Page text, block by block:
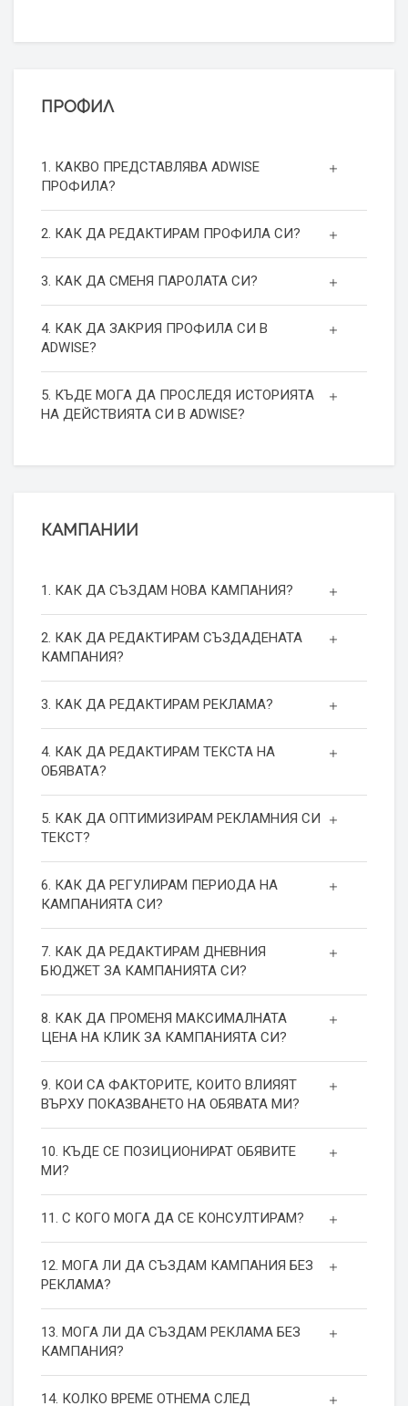
ПРОФИЛ
1. КАКВО ПРЕДСТАВЛЯВА ADWISE
ПРОФИЛА?
2. КАК ДА РЕДАКТИРАМ ПРОФИЛА СИ?
3. КАК ДА СМЕНЯ ПАРОЛАТА СИ?
4. КАК ДА ЗАКРИЯ ПРОФИЛА СИ В
ADWISE?
5. КЪДЕ МОГА ДА ПРОСЛЕДЯ ИСТОРИЯТА
НА ДЕЙСТВИЯТА СИ В ADWISE?
КАМПАНИИ
1. КАК ДА СЪЗДАМ НОВА КАМПАНИЯ?
2. КАК ДА РЕДАКТИРАМ СЪЗДАДЕНАТА
КАМПАНИЯ?
3. КАК ДА РЕДАКТИРАМ РЕКЛАМА?
4. КАК ДА РЕДАКТИРАМ ТЕКСТА НА
ОБЯВАТА?
5. КАК ДА ОПТИМИЗИРАМ РЕКЛАМНИЯ СИ
ТЕКСТ?
6. КАК ДА РЕГУЛИРАМ ПЕРИОДА НА
КАМПАНИЯТА СИ?
7. КАК ДА РЕДАКТИРАМ ДНЕВНИЯ
БЮДЖЕТ ЗА КАМПАНИЯТА СИ?
8. КАК ДА ПРОМЕНЯ МАКСИМАЛНАТА
ЦЕНА НА КЛИК ЗА КАМПАНИЯТА СИ?
9. КОИ СА ФАКТОРИТЕ, КОИТО ВЛИЯЯТ
ВЪРХУ ПОКАЗВАНЕТО НА ОБЯВАТА МИ?
10. КЪДЕ СЕ ПОЗИЦИОНИРАТ ОБЯВИТЕ
МИ?
11. С КОГО МОГА ДА СЕ КОНСУЛТИРАМ?
12. МОГА ЛИ ДА СЪЗДАМ КАМПАНИЯ БЕЗ
РЕКЛАМА?
13. МОГА ЛИ ДА СЪЗДАМ РЕКЛАМА БЕЗ
КАМПАНИЯ?
14. КОЛКО ВРЕМЕ ОТНЕМА СЛЕД